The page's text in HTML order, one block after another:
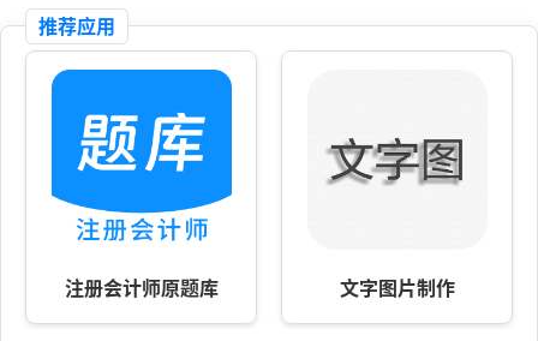
推荐应用
注册会计师原题库 文字图片制作